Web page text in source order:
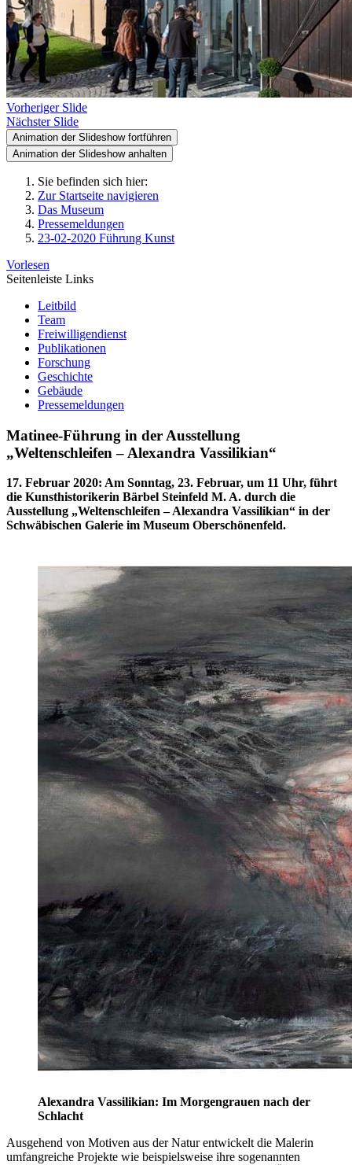
Vorheriger Slide
Nächster Slide
Animation der Slideshow fortführen
Animation der Slideshow anhalten
Sie befinden sich hier:
Zur Startseite navigieren
Das Museum
Pressemeldungen
23-02-2020 Führung Kunst
Vorlesen
Seitenleiste Links
Leitbild
Team
Freiwilligendienst
Publikationen
Forschung
Geschichte
Gebäude
Pressemeldungen
Matinee-Führung in der Ausstellung
„Weltenschleifen – Alexandra Vassilikian“
17. Februar 2020: Am Sonntag, 23. Februar, um 11 Uhr, führt
die Kunsthistorikerin Bärbel Steinfeld M. A. durch die
Ausstellung „Weltenschleifen – Alexandra Vassilikian“ in der
Schwäbischen Galerie im Museum Oberschönenfeld.
Alexandra Vassilikian: Im Morgengrauen nach der
Schlacht
Ausgehend von Motiven aus der Natur entwickelt die Malerin
umfangreiche Projekte wie beispielsweise ihre sogenannten